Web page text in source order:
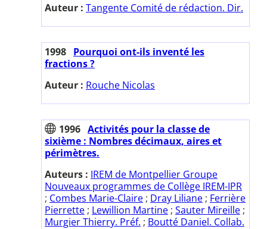
Auteur : Tangente Comité de rédaction. Dir.
1998 Pourquoi ont-ils inventé les
fractions ?
Auteur : Rouche Nicolas
1996 Activités pour la classe de
sixième : Nombres décimaux, aires et
périmètres.
Auteurs : IREM de Montpellier Groupe
Nouveaux programmes de Collège IREM-IPR
; Combes Marie-Claire ; Dray Liliane ; Ferrière
Pierrette ; Lewillion Martine ; Sauter Mireille ;
Murgier Thierry. Préf. ; Boutté Daniel. Collab.